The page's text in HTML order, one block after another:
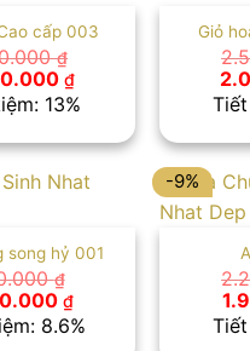
cấp 003
₫
₫Giá
hiện
tại
2.000.000 ₫.
13%
Giỏ
Giá
gốc
là:
song hỷ 001
₫
₫Giá
hiện
tại
8.6%
-9%
là:
Tiết